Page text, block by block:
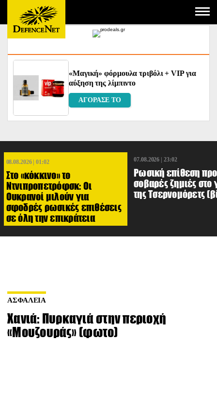
«Μαγική» φόρμουλα τριβόλι + VIP για
αύξηση της λίμπιντο
ΑΓΟΡΑΣΕ ΤΟ
08.08.2026 | 01:02
Στο «κόκκινο» το
Ντνιπροπετρόφσκ: Οι
Ουκρανοί μιλούν για
σφοδρές ρωσικές επιθέσεις
σε όλη την επικράτεια
07.08.2026 | 23:02
Ρωσική επίθεση
σοβαρές ζημιές στο
της Τσερνομόρετς
ΑΣΦΑΛΕΙΑ
Χανιά: Πυρκαγιά στην περιοχή
«Μουζουράς» (φωτο)